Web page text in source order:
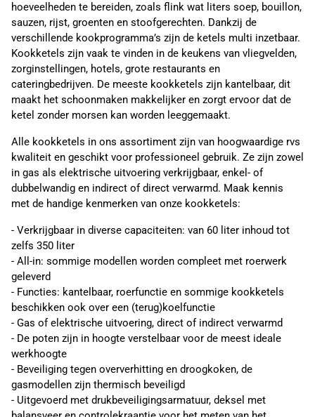
hoeveelheden te bereiden, zoals flink wat liters soep, bouillon,
sauzen, rijst, groenten en stoofgerechten. Dankzij de
verschillende kookprogramma’s zijn de ketels multi inzetbaar.
Kookketels zijn vaak te vinden in de keukens van vliegvelden,
zorginstellingen, hotels, grote restaurants en
cateringbedrijven. De meeste kookketels zijn kantelbaar, dit
maakt het schoonmaken makkelijker en zorgt ervoor dat de
ketel zonder morsen kan worden leeggemaakt.
Alle kookketels in ons assortiment zijn van hoogwaardige rvs
kwaliteit en geschikt voor professioneel gebruik. Ze zijn zowel
in gas als elektrische uitvoering verkrijgbaar, enkel- of
dubbelwandig en indirect of direct verwarmd. Maak kennis
met de handige kenmerken van onze kookketels:
- Verkrijgbaar in diverse capaciteiten: van 60 liter inhoud tot
zelfs 350 liter
- All-in: sommige modellen worden compleet met roerwerk
geleverd
- Functies: kantelbaar, roerfunctie en sommige kookketels
beschikken ook over een (terug)koelfunctie
- Gas of elektrische uitvoering, direct of indirect verwarmd
- De poten zijn in hoogte verstelbaar voor de meest ideale
werkhoogte
- Beveiliging tegen oververhitting en droogkoken, de
gasmodellen zijn thermisch beveiligd
- Uitgevoerd met drukbeveiligingsarmatuur, deksel met